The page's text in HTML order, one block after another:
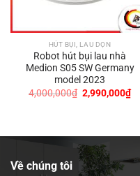
HÚT BỤI, LAU DỌN
Robot hút bụi lau nhà
Medion S05 SW Germany
model 2023
4,000,000₫ Giá
gốc
2,990,000₫Giá
Về chúng tôi